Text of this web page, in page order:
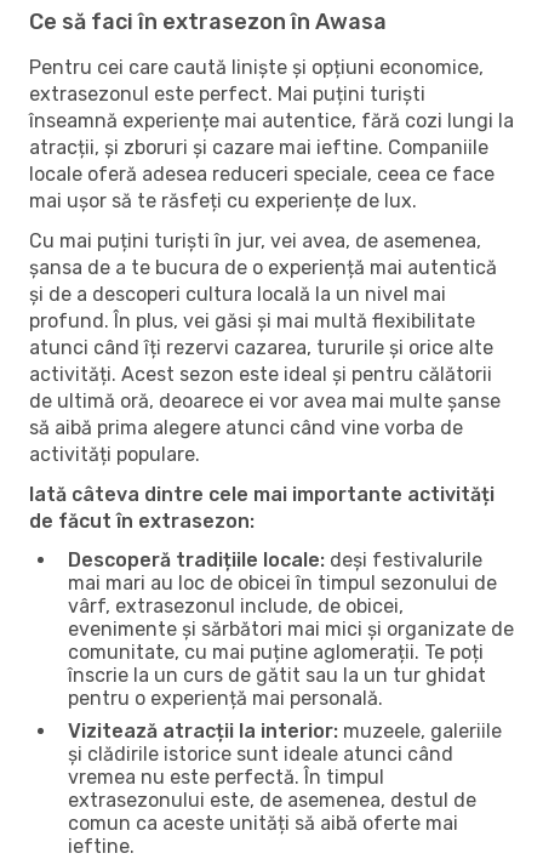
Ce să faci în extrasezon în Awasa
Pentru cei care caută liniște și opțiuni economice,
extrasezonul este perfect. Mai puțini turiști
înseamnă experiențe mai autentice, fără cozi lungi la
atracții, și zboruri și cazare mai ieftine. Companiile
locale oferă adesea reduceri speciale, ceea ce face
mai ușor să te răsfeți cu experiențe de lux.
Cu mai puțini turiști în jur, vei avea, de asemenea,
șansa de a te bucura de o experiență mai autentică
și de a descoperi cultura locală la un nivel mai
profund. În plus, vei găsi și mai multă flexibilitate
atunci când îți rezervi cazarea, tururile și orice alte
activități. Acest sezon este ideal și pentru călătorii
de ultimă oră, deoarece ei vor avea mai multe șanse
să aibă prima alegere atunci când vine vorba de
activități populare.
Iată câteva dintre cele mai importante activități
de făcut în extrasezon:
Descoperă tradițiile locale: deși festivalurile
mai mari au loc de obicei în timpul sezonului de
vârf, extrasezonul include, de obicei,
evenimente și sărbători mai mici și organizate de
comunitate, cu mai puține aglomerații. Te poți
înscrie la un curs de gătit sau la un tur ghidat
pentru o experiență mai personală.
Vizitează atracții la interior: muzeele, galeriile
și clădirile istorice sunt ideale atunci când
vremea nu este perfectă. În timpul
extrasezonului este, de asemenea, destul de
comun ca aceste unități să aibă oferte mai
ieftine.